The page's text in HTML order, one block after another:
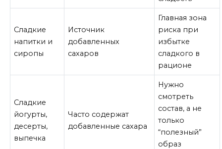
Сладкие
напитки и
сиропы
Источник
добавленных
сахаров
Главная зона
риска при
избытке
сладкого в
рационе
Сладкие
йогурты,
десерты,
выпечка
Часто содержат
добавленные сахара
Нужно
смотреть
состав, а не
только
“полезный”
образ